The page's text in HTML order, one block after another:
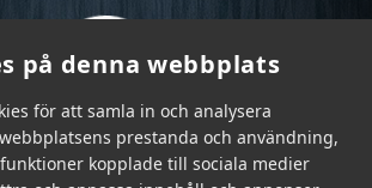
på denna webbplats
för att samla in och analysera
prestanda och användning,
kopplade till sociala medier